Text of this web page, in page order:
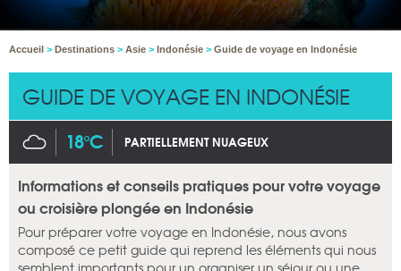
Accueil > Destinations > Asie > Indonésie > Guide de voyage en Indonésie
GUIDE DE VOYAGE EN INDONÉSIE
18°C PARTIELLEMENT NUAGEUX
Informations et conseils pratiques pour votre voyage
ou croisière plongée en Indonésie
Pour préparer votre voyage en Indonésie, nous avons
composé ce petit guide qui reprend les éléments qui nous